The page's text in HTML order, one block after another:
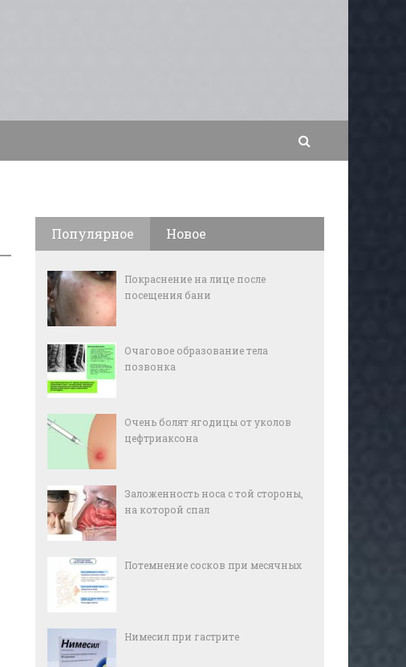
Популярное Новое
Покраснение на лице после
посещения бани
Очаговое образование тела
позвонка
Очень болят ягодицы от уколов
цефтриаксона
Заложенность носа с той стороны,
на которой спал
Потемнение сосков при месячных
Нимесил при гастрите